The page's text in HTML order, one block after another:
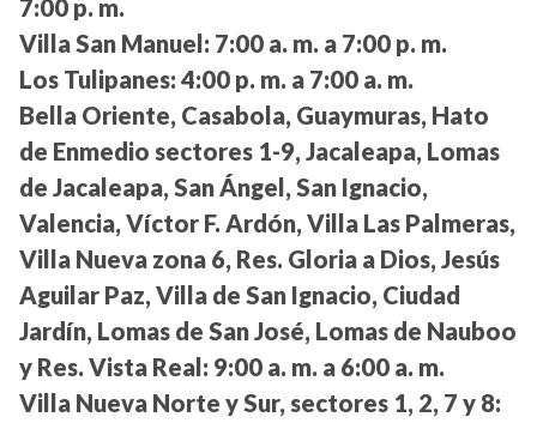
7:00 p. m.
Villa San Manuel: 7:00 a. m. a 7:00 p. m.
Los Tulipanes: 4:00 p. m. a 7:00 a. m.
Bella Oriente, Casabola, Guaymuras, Hato
de Enmedio sectores 1-9, Jacaleapa, Lomas
de Jacaleapa, San Ángel, San Ignacio,
Valencia, Víctor F. Ardón, Villa Las Palmeras,
Villa Nueva zona 6, Res. Gloria a Dios, Jesús
Aguilar Paz, Villa de San Ignacio, Ciudad
Jardín, Lomas de San José, Lomas de Nauboo
y Res. Vista Real: 9:00 a. m. a 6:00 a. m.
Villa Nueva Norte y Sur, sectores 1, 2, 7 y 8: